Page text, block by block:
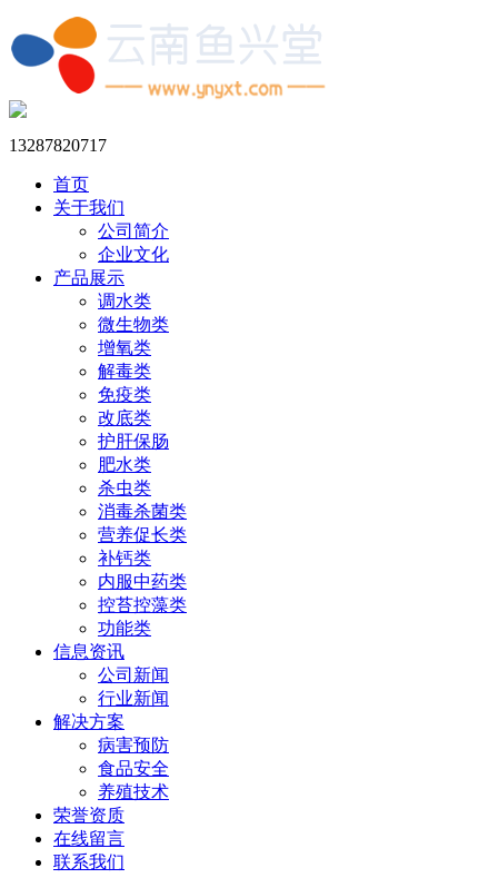
13287820717
首页
关于我们
公司简介
企业文化
产品展示
调水类
微生物类
增氧类
解毒类
免疫类
改底类
护肝保肠
肥水类
杀虫类
消毒杀菌类
营养促长类
补钙类
内服中药类
控苔控藻类
功能类
信息资讯
公司新闻
行业新闻
解决方案
病害预防
食品安全
养殖技术
荣誉资质
在线留言
联系我们